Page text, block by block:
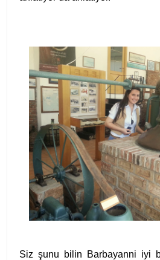
Siz şunu bilin Barbayanni iyi